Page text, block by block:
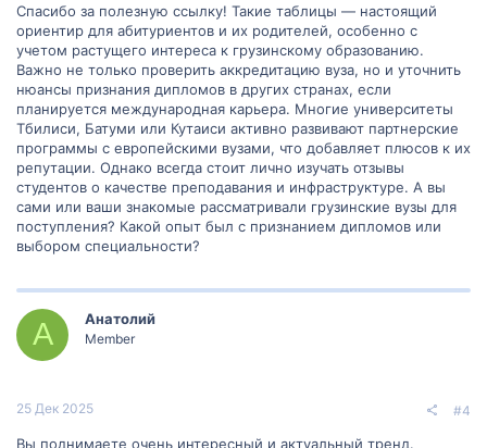
Спасибо за полезную ссылку! Такие таблицы — настоящий
ориентир для абитуриентов и их родителей, особенно с
учетом растущего интереса к грузинскому образованию.
Важно не только проверить аккредитацию вуза, но и уточнить
нюансы признания дипломов в других странах, если
планируется международная карьера. Многие университеты
Тбилиси, Батуми или Кутаиси активно развивают партнерские
программы с европейскими вузами, что добавляет плюсов к их
репутации. Однако всегда стоит лично изучать отзывы
студентов о качестве преподавания и инфраструктуре. А вы
сами или ваши знакомые рассматривали грузинские вузы для
поступления? Какой опыт был с признанием дипломов или
выбором специальности?
А Анатолий
Member
25 Дек 2025 #4
Вы поднимаете очень интересный и актуальный тренд.